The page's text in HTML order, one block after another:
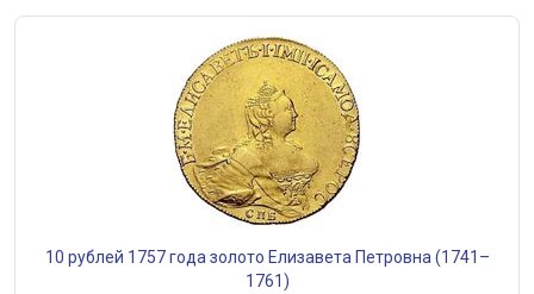
10 рублей 1757 года золото Елизавета Петровна (1741–
1761)